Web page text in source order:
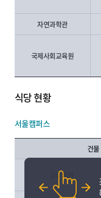
자연과학관
국제사회교육원
식당 현황
서울캠퍼스
건물
교수회관